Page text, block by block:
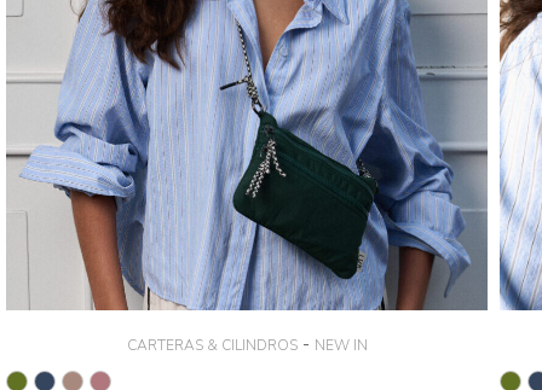
CARTERAS & CILINDROS- NEW IN